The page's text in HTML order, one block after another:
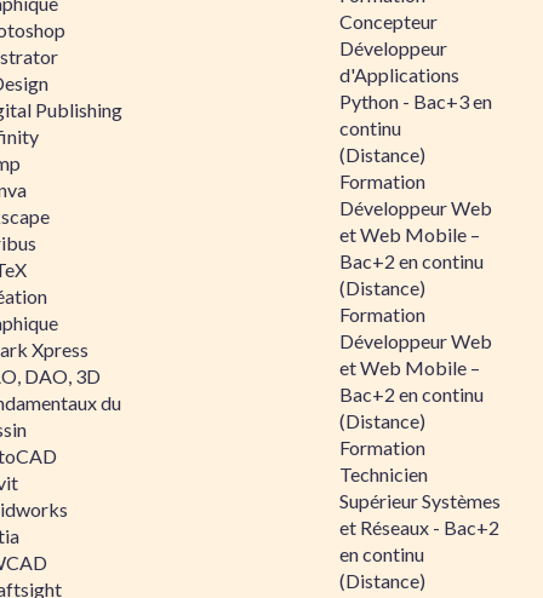
Publishing
Xpress
DAO, 3D
du
Concepteur
Développeur
d'Applications
Python - Bac+3 en
continu
(Distance)
Formation
Développeur Web
et Web Mobile –
Bac+2 en continu
(Distance)
Formation
Développeur Web
et Web Mobile –
Bac+2 en continu
(Distance)
Formation
Technicien
Supérieur Systèmes
et Réseaux - Bac+2
en continu
(Distance)